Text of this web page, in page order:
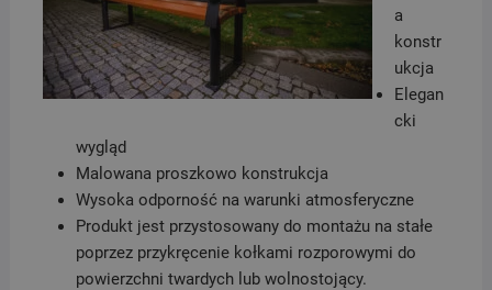
a
konstr
ukcja
Elegan
cki
wygląd
Malowana proszkowo konstrukcja
Wysoka odporność na warunki atmosferyczne
Produkt jest przystosowany do montażu na stałe
poprzez przykręcenie kołkami rozporowymi do
powierzchni twardych lub wolnostojący.